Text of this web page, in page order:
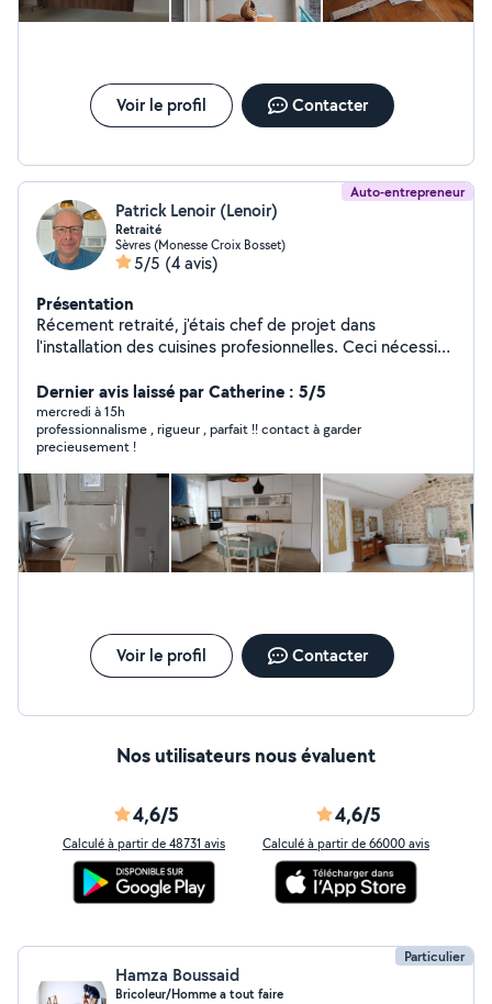
Voir le profil Contacter
Auto-entrepreneur
Patrick Lenoir (Lenoir)
Retraité
Sèvres (Monesse Croix Bosset)
5/5 (4 avis)
Présentation
Récement retraité, j'étais chef de projet dans
l'installation des cuisines profesionnelles. Ceci nécessite
montage, installation de meubles, travaux divers. J'ai
rénové trois maisons, je suis tres bricoleur et créatif
pour trouver des solutions techniques à vos problemes,
et réfléchir a vos besoin. J'ai aussi de l'experience en
jardinage, arrosage automatique, tonte, taille etc...
Dernier avis laissé par Catherine : 5/5
mercredi à 15h
professionnalisme , rigueur , parfait !! contact à garder
precieusement !
Voir le profil Contacter
Nos utilisateurs nous évaluent
4,6/5
Calculé à partir de 48731 avis
4,6/5
Calculé à partir de 66000 avis
Particulier
Hamza Boussaid
Bricoleur/Homme a tout faire